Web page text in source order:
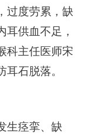
度劳累，缺
耳供血不足，
科主任医师宋
石脱落。
痉挛、缺